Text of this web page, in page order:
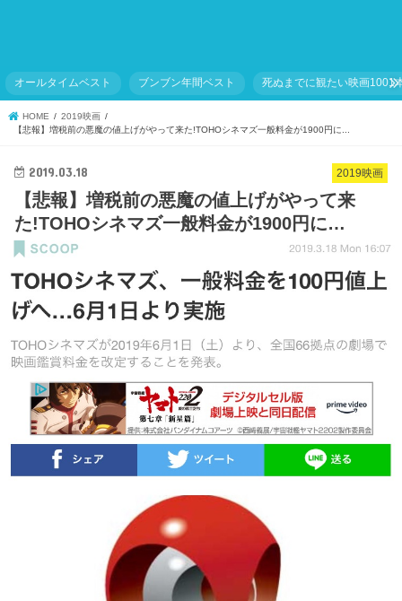
オールタイムベスト ブンブン年間ベスト 死ぬまでに観たい映画1001
HOME
2019映画
【悲報】増税前の悪魔の値上げがやって来た!TOHOシネマズ一般料金が1900円に...
2019映画
2019.03.18
【悲報】増税前の悪魔の値上げがやって来
た!TOHOシネマズ一般料金が1900円に…